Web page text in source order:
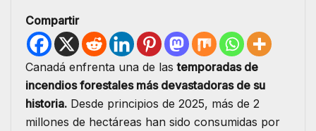
Compartir
Canadá enfrenta una de lastemporadas de
incendios forestales más devastadoras de su
historia. Desde principios de 2025, más de 2
millones de hectáreas han sido consumidas por